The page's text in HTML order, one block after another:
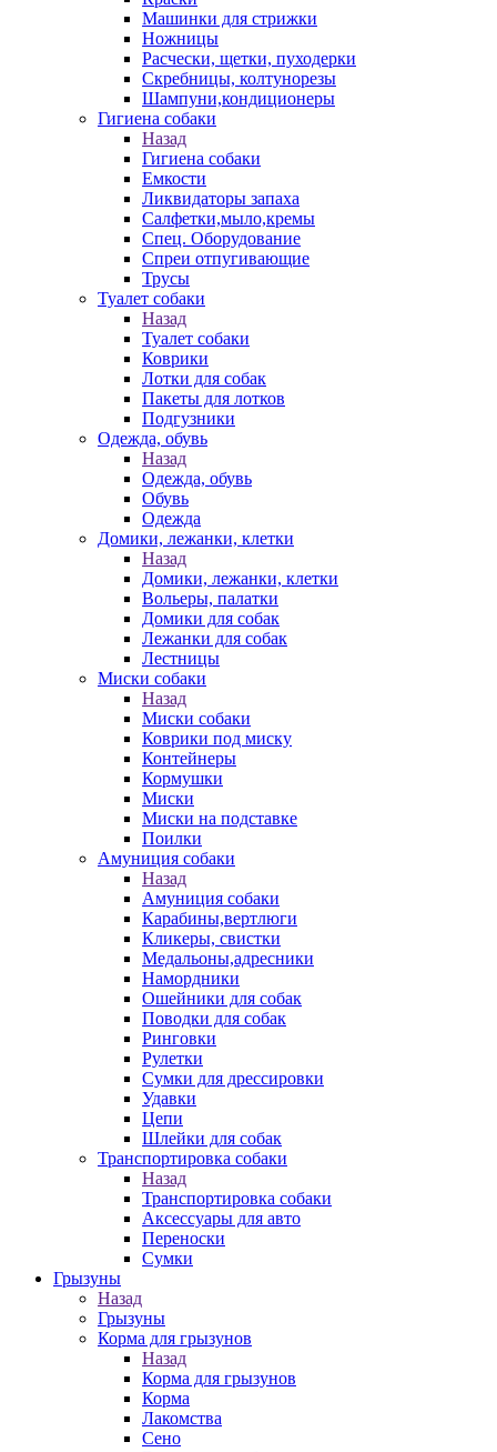
Машинки для стрижки
Ножницы
Расчески, щетки, пуходерки
Скребницы, колтунорезы
Шампуни,кондиционеры
Гигиена собаки
Назад
Гигиена собаки
Емкости
Ликвидаторы запаха
Салфетки,мыло,кремы
Спец. Оборудование
Спреи отпугивающие
Трусы
Туалет собаки
Назад
Туалет собаки
Коврики
Лотки для собак
Пакеты для лотков
Подгузники
Одежда, обувь
Назад
Одежда, обувь
Обувь
Одежда
Домики, лежанки, клетки
Назад
Домики, лежанки, клетки
Вольеры, палатки
Домики для собак
Лежанки для собак
Лестницы
Миски собаки
Назад
Миски собаки
Коврики под миску
Контейнеры
Кормушки
Миски
Миски на подставке
Поилки
Амуниция собаки
Назад
Амуниция собаки
Карабины,вертлюги
Кликеры, свистки
Медальоны,адресники
Намордники
Ошейники для собак
Поводки для собак
Ринговки
Рулетки
Сумки для дрессировки
Удавки
Цепи
Шлейки для собак
Транспортировка собаки
Назад
Транспортировка собаки
Аксессуары для авто
Переноски
Сумки
Грызуны
Назад
Грызуны
Корма для грызунов
Назад
Корма для грызунов
Корма
Лакомства
Сено